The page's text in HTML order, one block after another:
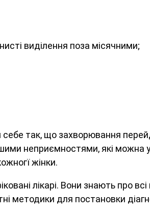
виділення поза місячними;
так, що захворювання
неприємностями, які
жінки.
лікарі. Вони знають про
методики для постановки